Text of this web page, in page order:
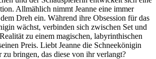
Allmählich nimmt Jeanne eine immer
Dreh ein. Während ihre Obsession für das
wächst, verbinden sich zwischen Set und
zu einem magischen, labyrinthischen
Preis. Liebt Jeanne die Schneekönigin
zu bringen, das diese von ihr verlangt?